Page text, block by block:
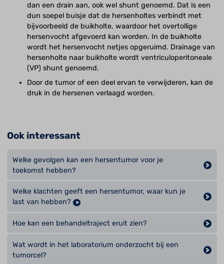
dan een drain aan, ook wel shunt genoemd. Dat is een
dun soepel buisje dat de hersenholtes verbindt met
bijvoorbeeld de buikholte, waardoor het overtollige
hersenvocht afgevoerd kan worden. In de buikholte
wordt het hersenvocht netjes opgeruimd. Drainage van
hersenholte naar buikholte wordt ventriculoperitoneale
(VP) shunt genoemd.
Door de tumor of een deel ervan te verwijderen, kan de
druk in de hersenen verlaagd worden.
Ook interessant
Welke gevolgen kan een hersentumor voor je
toekomst hebben?
Welke klachten geeft een hersentumor, waar kun je
last van hebben?
Hoe kan een behandeltraject eruit zien?
Wat wordt in het laboratorium onderzocht bij een
tumorcel?